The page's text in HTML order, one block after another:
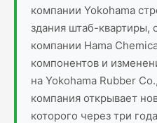
компании Yokohama
здания штаб-квартиры,
компании Hama
компонентов и
на Yokohama Rubber
компания открывает
которого через три